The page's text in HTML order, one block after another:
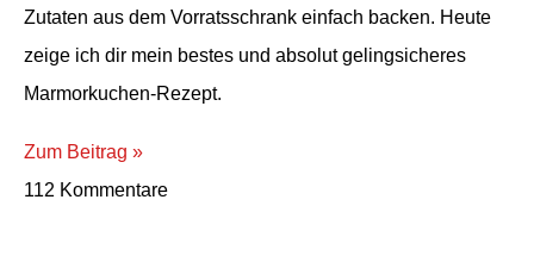
Zutaten aus dem Vorratsschrank einfach backen. Heute
zeige ich dir mein bestes und absolut gelingsicheres
Marmorkuchen-Rezept.
Zum Beitrag »
112 Kommentare